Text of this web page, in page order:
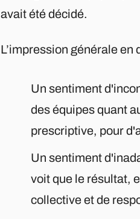
avait été décidé.
L’impression générale
Un sentiment
des équipes quant
prescriptive, pour
Un sentiment
voit que le résultat,
collective et de